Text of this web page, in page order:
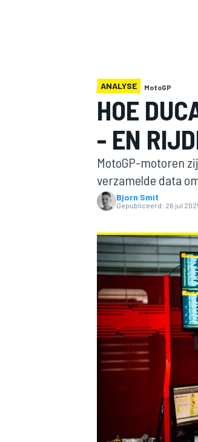
MOTOGP
ANALYSE MotoGP
HOE
- EN
MotoGP-motoren
verzamelde data
Bjorn Smit
Gepubliceerd: 26 jul